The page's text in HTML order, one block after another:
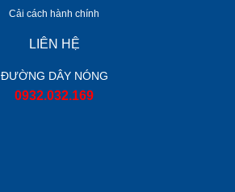
Cải cách hành chính
LIÊN HỆ
ĐƯỜNG DÂY NÓNG
0932.032.169